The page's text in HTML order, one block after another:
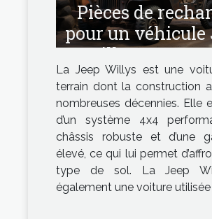
Pièces de
pour un véhicule
Willys :
avoir les pièces
bonne qualité
La Jeep Willys est une
terrain dont la construction
nombreuses décennies. Elle
d’un système 4x4
châssis robuste et d’une
élevé, ce qui lui permet
type de sol. La Jeep
également une voiture utilisée